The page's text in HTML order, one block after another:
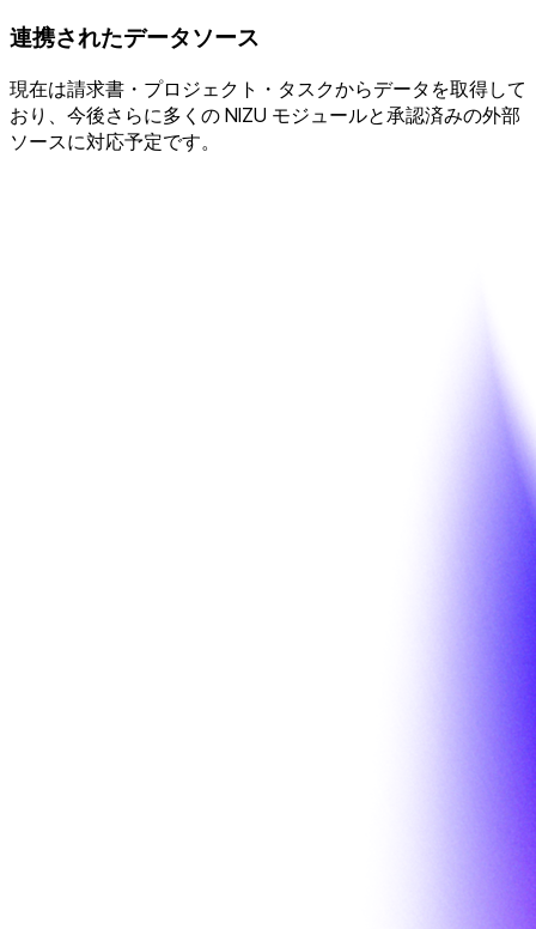
連携されたデータソース
現在は請求書・プロジェクト・タスクからデータを取得して
おり、今後さらに多くの NIZU モジュールと承認済みの外部
ソースに対応予定です。